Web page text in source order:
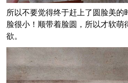
所以不要觉得终于赶上了圆脸美的
脸很小！顺带着脸圆，所以才软萌
欲。